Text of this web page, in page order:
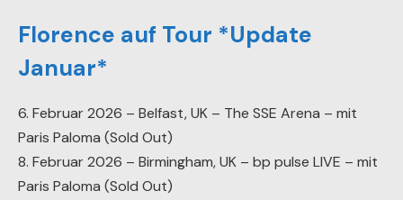
Florence auf Tour *Update
Januar*
6. Februar 2026 – Belfast, UK – The SSE Arena – mit
Paris Paloma (Sold Out)
8. Februar 2026 – Birmingham, UK – bp pulse LIVE – mit
Paris Paloma (Sold Out)